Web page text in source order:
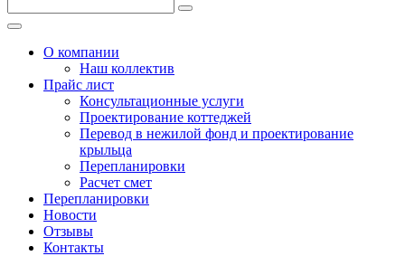
Меню
О компании
Наш коллектив
Прайс лист
Консультационные услуги
Проектирование коттеджей
Перевод в нежилой фонд и проектирование
крыльца
Перепланировки
Расчет смет
Перепланировки
Новости
Отзывы
Контакты